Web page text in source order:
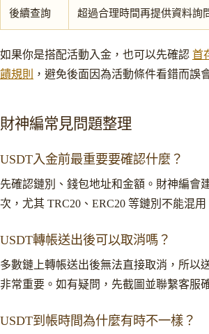
後續查詢 超過合理時間再提供資料詢
如果你是搭配活動入金，也可以先確認 首
饋規則
，避免後面因為活動條件看錯而誤
財神編常見問題整理
USDT入金前最重要要確認什麼？
先確認鏈別、錢包地址和金額。財神編會
次，尤其 TRC20、ERC20 等鏈別不能混用
USDT轉帳送出後可以取消嗎？
多數鏈上轉帳送出後無法直接取消，所以
非常重要。如有疑問，先截圖並聯繫客服
USDT到帳時間為什麼有時不一樣？